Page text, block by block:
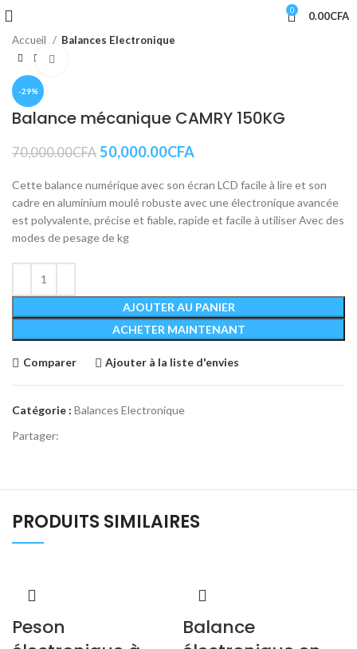
0 0.00CFA
Accueil
Balances Electronique
-29%
Balance mécanique CAMRY 150KG
70,000.00CFA 50,000.00CFA
Cette balance numérique avec son écran LCD facile à lire et son
cadre en aluminium moulé robuste avec une électronique avancée
est polyvalente, précise et fiable, rapide et facile à utiliser Avec des
modes de pesage de kg
AJOUTER AU PANIER
ACHETER MAINTENANT
Comparer Ajouter à la liste d'envies
Catégorie : Balances Electronique
Partager:
PRODUITS SIMILAIRES
Peson
Balance